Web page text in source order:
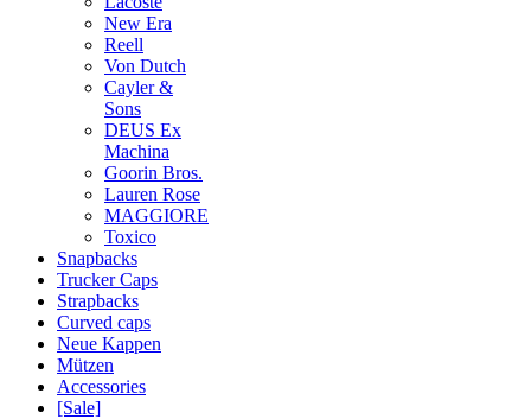
New Era
Reell
Von Dutch
Cayler &
Sons
DEUS Ex
Machina
Goorin Bros.
Lauren Rose
MAGGIORE
Toxico
Snapbacks
Trucker Caps
Strapbacks
Curved caps
Neue Kappen
Mützen
Accessories
[Sale]